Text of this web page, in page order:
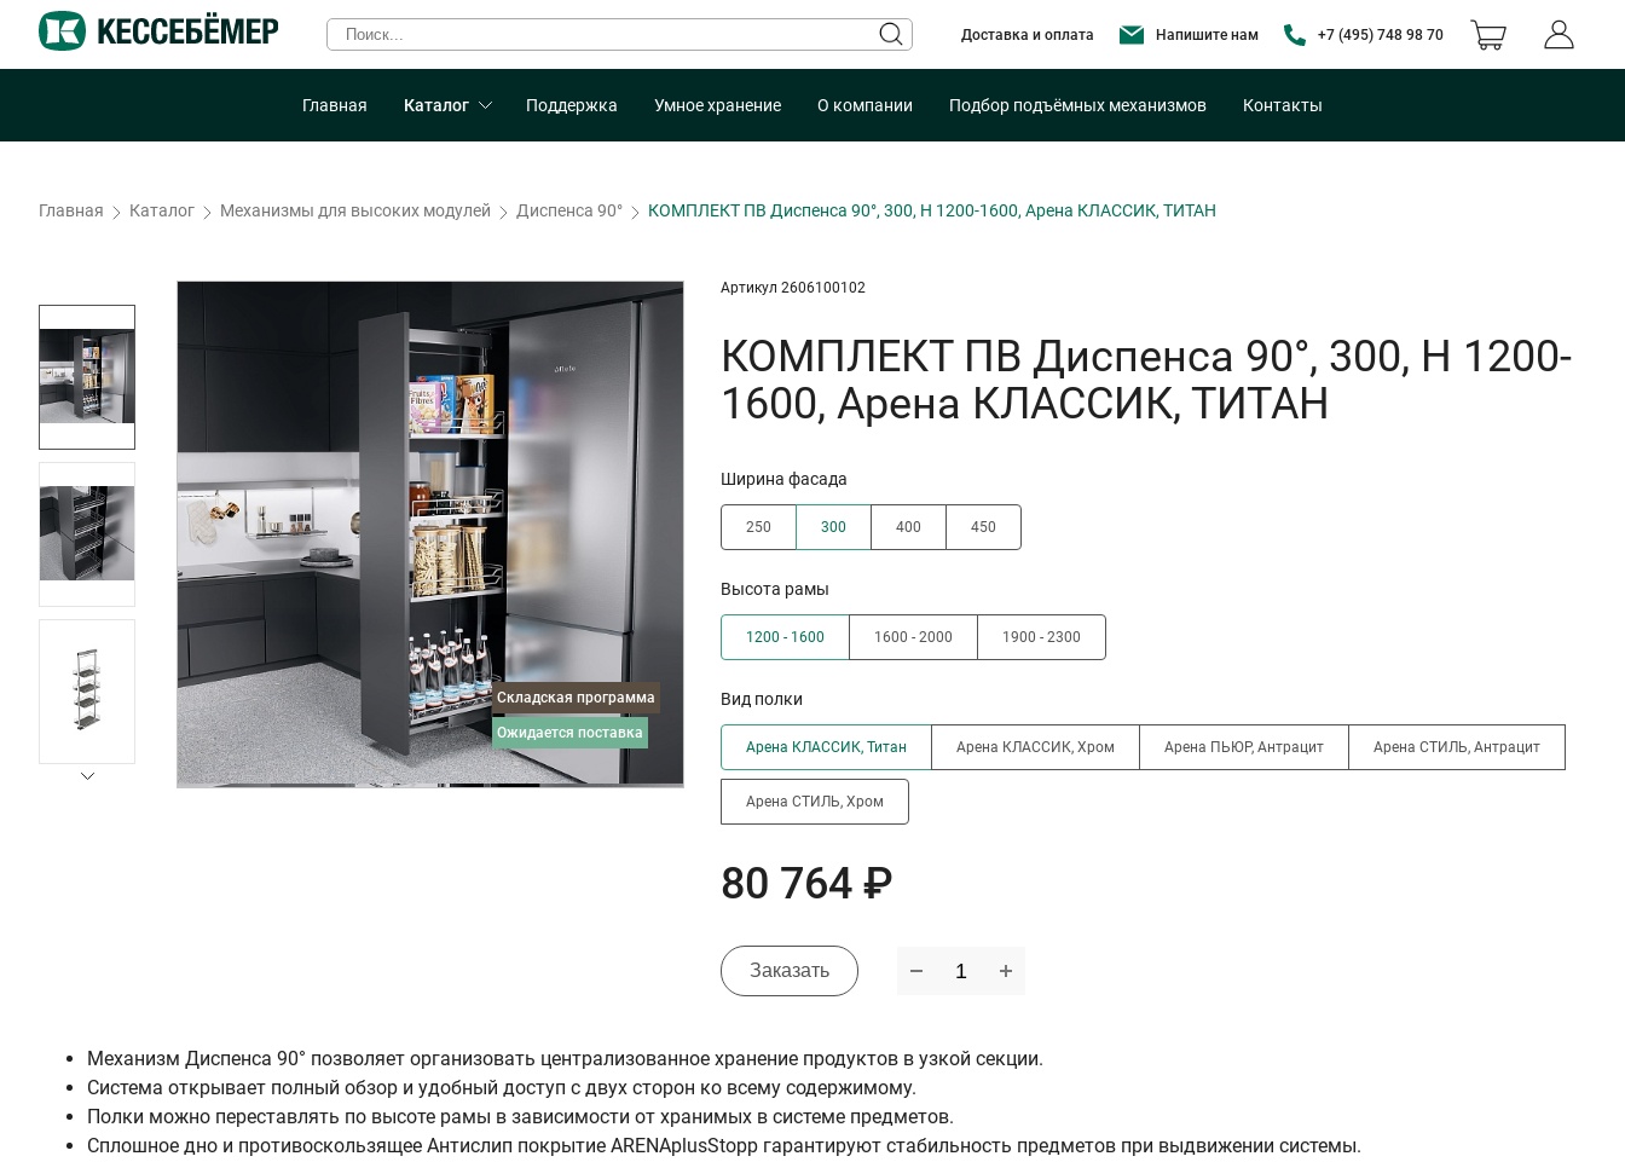
Доставка и оплата Напишите нам +7 (495) 748 98 70
Главная Каталог Поддержка Умное хранение О компании Подбор подъёмных механизмов Контакты
Главная Каталог Механизмы для высоких модулей Диспенса 90° КОМПЛЕКТ ПВ Диспенса 90°, 300, H 1200-1600, Арена КЛАССИК, ТИТАН
Складская программа
ожидается поставка
Артикул 2606100102
КОМПЛЕКТ ПВ Диспенса 90°, 300, H 1200-
1600, Арена КЛАССИК, ТИТАН
Ширина фасада
250 300 400 450
Высота рамы
1200 - 1600 1600 - 2000 1900 - 2300
Вид полки
Арена КЛАССИК, Титан Арена КЛАССИК, Хром Арена ПЬЮР, Антрацит Арена СТИЛЬ, Антрацит
Арена СТИЛЬ, Хром
80 764 ₽
Заказать
Механизм Диспенса 90° позволяет организовать централизованное хранение продуктов в узкой секции.
Система открывает полный обзор и удобный доступ с двух сторон ко всему содержимому.
Полки можно переставлять по высоте рамы в зависимости от хранимых в системе предметов.
Сплошное дно и противоскользящее Антислип покрытие ARENAplusStopp гарантируют стабильность предметов при выдвижении системы.